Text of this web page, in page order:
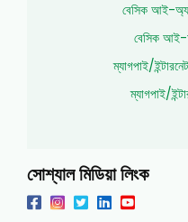
বেসিক আই-
বেসিক আই-
ম্যাগপাই/
ম্যাগপাই/
সোশ্যাল মিডিয়া লিংক